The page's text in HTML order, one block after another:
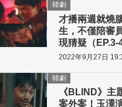
才播兩週就燒
生，不僅陪審
現猜疑（EP.3-4
韓劇
2022年9月27日
《BLIND》主
案外案！玉澤
韓劇